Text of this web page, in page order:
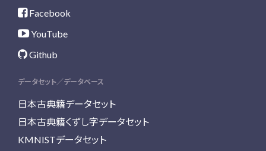
Facebook
YouTube
Github
データセット／データベース
日本古典籍データセット
日本古典籍くずし字データセット
KMNISTデータセット